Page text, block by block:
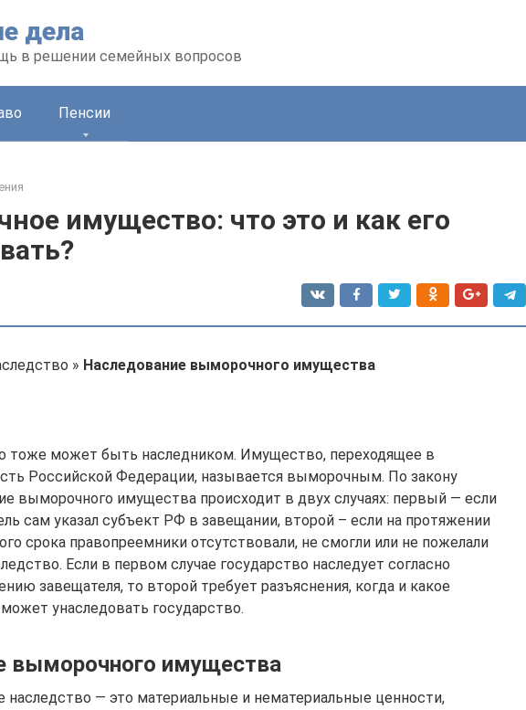
дела
в решении семейных вопросов
Пенсии
имущество: что это и как его
» Наследование выморочного имущества
тоже может быть наследником. Имущество, переходящее в
Российской Федерации, называется выморочным. По закону
выморочного имущества происходит в двух случаях: первый — если
сам указал субъект РФ в завещании, второй – если на протяжении
срока правопреемники отсутствовали, не смогли или не пожелали
Если в первом случае государство наследует согласно
завещателя, то второй требует разъяснения, когда и какое
унаследовать государство.
выморочного имущества
наследство — это материальные и нематериальные ценности,